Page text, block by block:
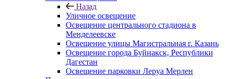
Назад
Уличное освещение
Освещение центрального стадиона в
Менделеевске
Освещение улицы Магистральная г. Казань
Освещение города Буйнакск, Республики
Дагестан
Освещение парковки Леруа Мерлен